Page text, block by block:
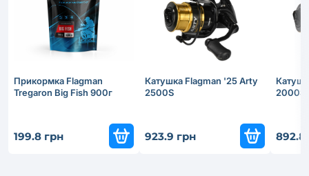
Прикормка Flagman
Tregaron Big Fish 900г
199.8 грн
Катушка Flagman '25 Arty
2500S
923.9 грн
2000S
892.8